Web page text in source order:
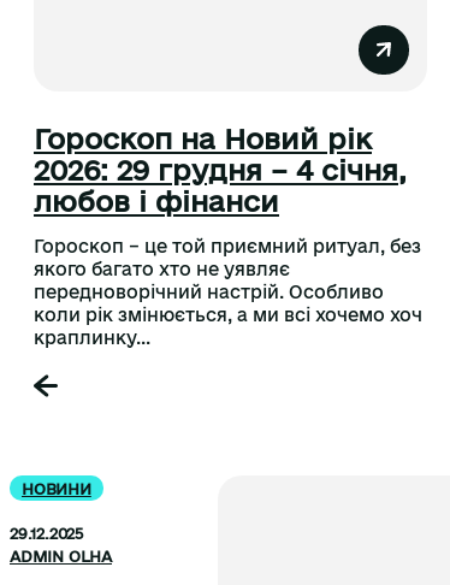
Гороскоп на Новий рік
2026: 29 грудня – 4 січня,
любов і фінанси
Гороскоп – це той приємний ритуал, без
якого багато хто не уявляє
передноворічний настрій. Особливо
коли рік змінюється, а ми всі хочемо хоч
краплинку...
НОВИНИ
29.12.2025
ADMIN OLHA